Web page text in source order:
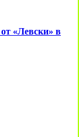
«Левски» в